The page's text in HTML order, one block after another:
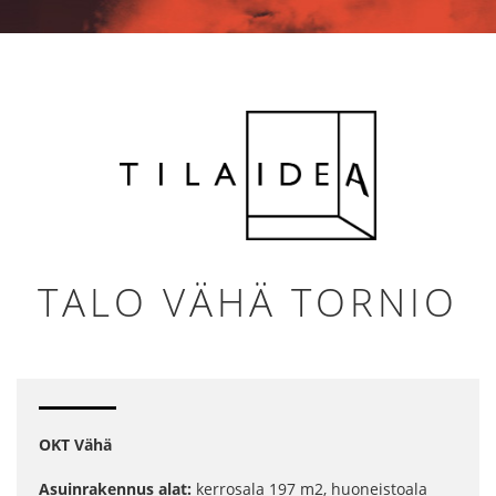
TALO VÄHÄ TORNIO
OKT Vähä
Asuinrakennus alat: kerrosala 197 m2, huoneistoala